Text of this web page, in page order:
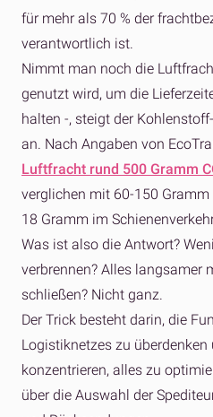
für mehr als 70 % der
verantwortlich ist.
Nimmt man noch die
genutzt wird, um die
halten -, steigt der
an. Nach Angaben von
Luftfracht rund 500 Gramm
verglichen mit 60-150
18 Gramm im
Was ist also die Antwort?
verbrennen? Alles langsamer
schließen? Nicht ganz.
Der Trick besteht darin, die
Logistiknetzes zu
konzentrieren, alles zu
über die Auswahl der